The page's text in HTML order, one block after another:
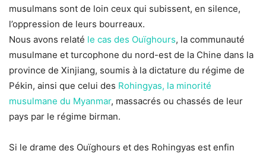
musulmans sont de loin ceux qui subissent, en silence,
l’oppression de leurs bourreaux.
Nous avons relaté le cas des Ouïghours, la communauté
musulmane et turcophone du nord-est de la Chine dans la
province de Xinjiang, soumis à la dictature du régime de
Pékin, ainsi que celui des Rohingyas, la minorité
musulmane du Myanmar, massacrés ou chassés de leur
pays par le régime birman.
Si le drame des Ouïghours et des Rohingyas est enfin